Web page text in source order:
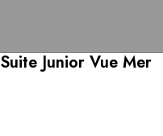
Suite Junior Vue Mer